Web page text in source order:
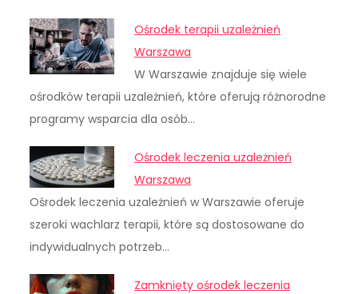
Ośrodek terapii uzależnień
Warszawa
W Warszawie znajduje się wiele
ośrodków terapii uzależnień, które oferują różnorodne
programy wsparcia dla osób…
Ośrodek leczenia uzależnień
Warszawa
Ośrodek leczenia uzależnień w Warszawie oferuje
szeroki wachlarz terapii, które są dostosowane do
indywidualnych potrzeb…
Zamknięty ośrodek leczenia